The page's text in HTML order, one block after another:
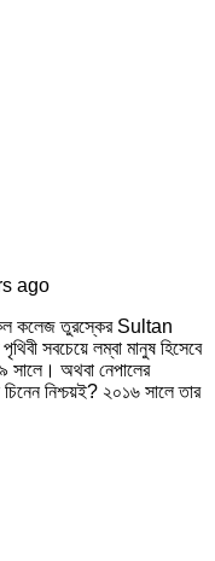
ago
কলেজ তুরস্কের Sultan
সবচেয়ে লম্বা মানুষ হিসেবে
সালে। অথবা নেপালের
নিশ্চয়ই? ২০১৬ সালে তার